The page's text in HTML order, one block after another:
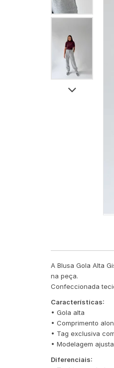
A Blusa Gola Alta
na peça.
Confeccionada
Características:
• Gola alta
• Comprimento
• Tag exclusiva
• Modelagem
Diferenciais: